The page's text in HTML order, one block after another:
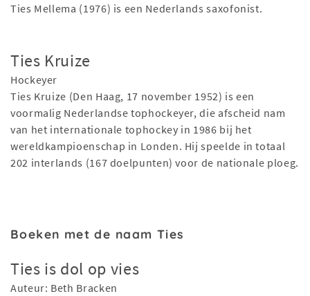
Ties Mellema (1976) is een Nederlands saxofonist.
Ties Kruize
Hockeyer
Ties Kruize (Den Haag, 17 november 1952) is een
voormalig Nederlandse tophockeyer, die afscheid nam
van het internationale tophockey in 1986 bij het
wereldkampioenschap in Londen. Hij speelde in totaal
202 interlands (167 doelpunten) voor de nationale ploeg.
Boeken met de naam Ties
Ties is dol op vies
Auteur: Beth Bracken